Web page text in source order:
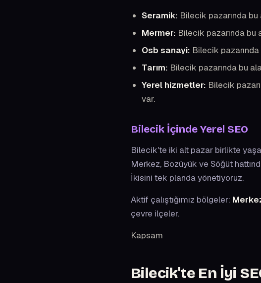
Seramik: Bilecik pazarında
Mermer: Bilecik pazarında
Osb sanayi: Bilecik
Tarım: Bilecik pazarında bu
Yerel hizmetler: Bilecik
var.
Bilecik İçinde Yerel SEO
Bilecik'te iki alt pazar birlikte
Merkez, Bozüyük ve Söğüt
İkisini tek planda yönetiyoruz.
Aktif çalıştığımız bölgeler:
çevre ilçeler.
Kapsam
Bilecik'te En İyi